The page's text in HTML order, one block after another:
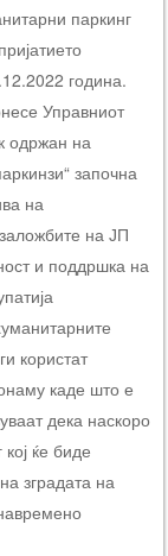
паркинг
година.
Управниот
одржан на
започна
на
на ЈП
и поддршка на
користат
каде што е
дека наскоро
ќе биде
зградата на